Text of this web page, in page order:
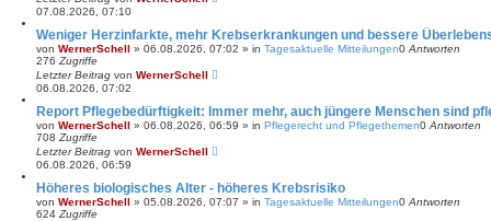
07.08.2026, 07:10
Weniger Herzinfarkte, mehr Krebserkrankungen und bessere
von WernerSchell » 06.08.2026, 07:02 » in Tagesaktuelle Mitteilungen0 Antworten
276 Zugriffe
Letzter Beitrag von WernerSchell
06.08.2026, 07:02
Report Pflegebedürftigkeit: Immer mehr, auch jüngere Menschen sind
von WernerSchell » 06.08.2026, 06:59 » in Pflegerecht und Pflegethemen0 Antworten
708 Zugriffe
Letzter Beitrag von WernerSchell
06.08.2026, 06:59
Höheres biologisches Alter - höheres Krebsrisiko
von WernerSchell » 05.08.2026, 07:07 » in Tagesaktuelle Mitteilungen0 Antworten
624 Zugriffe